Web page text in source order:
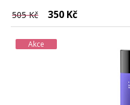
505 Kč 350 Kč
Akce